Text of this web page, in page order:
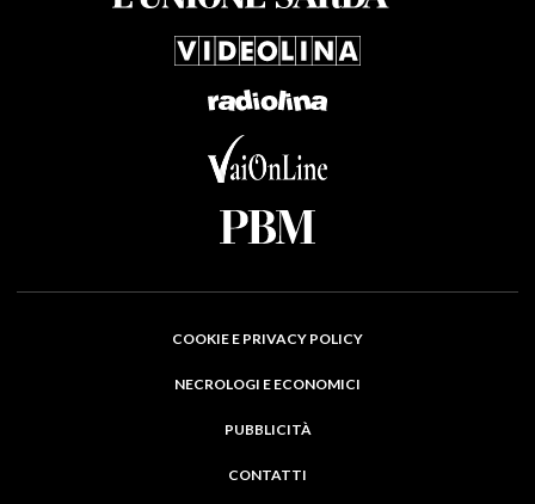
COOKIE E PRIVACY POLICY
NECROLOGI E ECONOMICI
PUBBLICITÀ
CONTATTI